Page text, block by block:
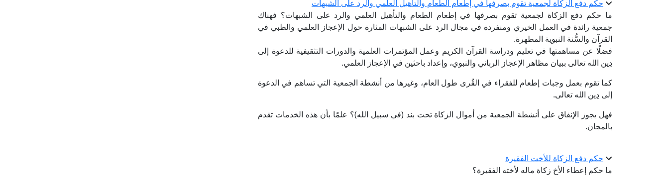
حكم دفع الزكاة لجمعية تقوم بصرفها في إطعام الطعام والتأهيل العلمي والرد على الشبهات
ما حكم دفع الزكاة لجمعية تقوم بصرفها في إطعام الطعام والتأهيل العلمي والرد على الشبهات؟ فهناك
جمعية رائدة في العمل الخيري ومنفردة في مجال الرد على الشبهات المثارة حول الإعجاز العلمي والطبي في
القرآن والسُّنة النبوية المطهرة.
فضلًا عن مساهمتها في تعليم ودراسة القرآن الكريم وعمل المؤتمرات العلمية والدورات التثقيفية للدعوة إلى
دِين الله تعالى ببيان مظاهر الإعجاز الرباني والنبوي، وإعداد باحثين في الإعجاز العلمي.
كما تقوم بعمل وجبات إطعام للفقراء في القُرى طول العام، وغيرها من أنشطة الجمعية التي تساهم في الدعوة
إلى دِين الله تعالى.
فهل يجوز الإنفاق على أنشطة الجمعية من أموال الزكاة تحت بند (في سبيل الله)؟ علمًا بأن هذه الخدمات تقدم
بالمجان.
حكم دفع الزكاة للأخت الفقيرة
ما حكم إعطاء الأخ زكاة ماله لأخته الفقيرة؟